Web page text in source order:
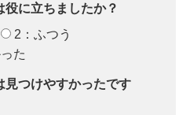
役に立ちましたか？
2：ふつう
た
見つけやすかったです